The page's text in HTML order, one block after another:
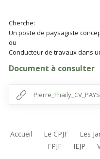
Cherche:
Un poste de paysagiste
ou
Conducteur de travaux dans
Document à consulter
Accueil Le CPJF Les
FPJF
IEJP